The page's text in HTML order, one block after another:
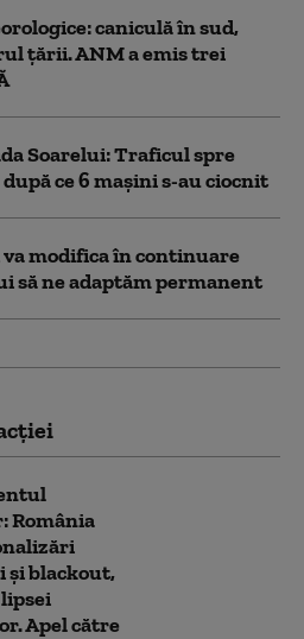
caniculă în sud,
țării. ANM a emis trei
Soarelui: Traficul spre
ce 6 mașini s-au ciocnit
modifica în continuare
să ne adaptăm permanent
România
și blackout,
Apel către